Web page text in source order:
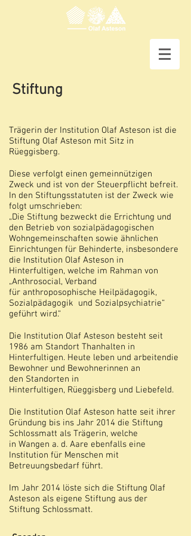
Stiftung
Trägerin der Institution Olaf Asteson ist die
Stiftung Olaf Asteson mit Sitz in
Rüeggisberg.
Diese verfolgt einen gemeinnützigen
Zweck und ist von der Steuerpflicht befreit.
In den Stiftungsstatuten ist der Zweck wie
folgt umschrieben:
„Die Stiftung bezweckt die Errichtung und
den Betrieb von sozialpädagogischen
Wohngemeinschaften sowie ähnlichen
Einrichtungen für Behinderte, insbesondere
die Institution Olaf Asteson in
Hinterfultigen, welche im Rahman von
„Anthrosocial, Verband
für anthroposophische Heilpädagogik,
Sozialpädagogik und Sozialpsychiatrie“
geführt wird.“
Die Institution Olaf Asteson besteht seit
1986 am Standort Thanhalten in
Hinterfultigen. Heute leben und arbeitendie
Bewohner und Bewohnerinnen an
den Standorten in
Hinterfultigen, Rüeggisberg und Liebefeld.
Die Institution Olaf Asteson hatte seit ihrer
Gründung bis ins Jahr 2014 die Stiftung
Schlossmatt als Trägerin, welche
in Wangen a. d. Aare ebenfalls eine
Institution für Menschen mit
Betreuungsbedarf führt.
Im Jahr 2014 löste sich die Stiftung Olaf
Asteson als eigene Stiftung aus der
Stiftung Schlossmatt.